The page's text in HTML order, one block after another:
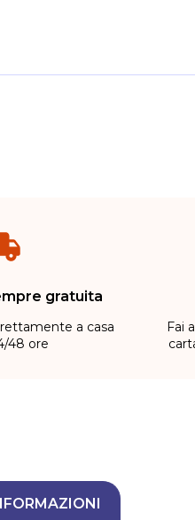
gratuita
a casa
48 ore
Fai